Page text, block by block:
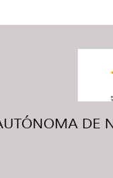
DE